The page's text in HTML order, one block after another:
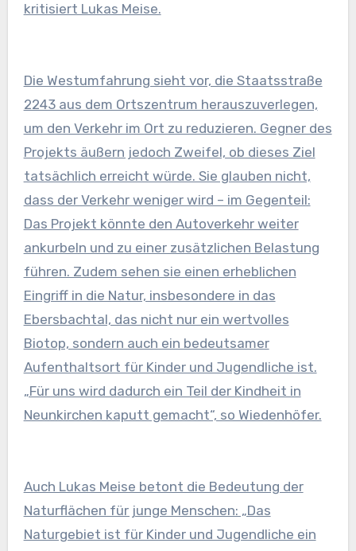
kritisiert Lukas Meise.
Die Westumfahrung sieht vor, die Staatsstraße
2243 aus dem Ortszentrum herauszuverlegen,
um den Verkehr im Ort zu reduzieren. Gegner des
Projekts äußern jedoch Zweifel, ob dieses Ziel
tatsächlich erreicht würde. Sie glauben nicht,
dass der Verkehr weniger wird – im Gegenteil:
Das Projekt könnte den Autoverkehr weiter
ankurbeln und zu einer zusätzlichen Belastung
führen. Zudem sehen sie einen erheblichen
Eingriff in die Natur, insbesondere in das
Ebersbachtal, das nicht nur ein wertvolles
Biotop, sondern auch ein bedeutsamer
Aufenthaltsort für Kinder und Jugendliche ist.
„Für uns wird dadurch ein Teil der Kindheit in
Neunkirchen kaputt gemacht“, so Wiedenhöfer.
Auch Lukas Meise betont die Bedeutung der
Naturflächen für junge Menschen: „Das
Naturgebiet ist für Kinder und Jugendliche ein